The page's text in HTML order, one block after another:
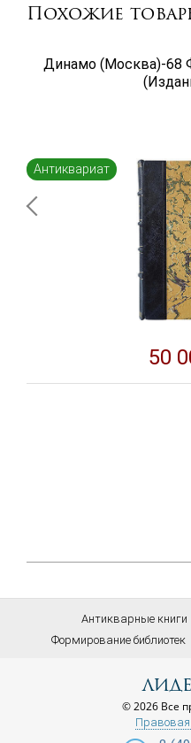
Похожие
Динамо (Москва)-68
Антиквариат
50
Антикварные книги
Формирование библиотек
© 2026 Все